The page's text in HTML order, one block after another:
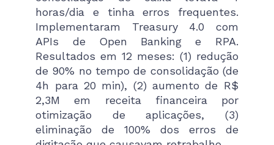
horas/dia e tinha erros frequentes.
Implementaram Treasury 4.0 com
APIs de Open Banking e RPA.
Resultados em 12 meses: (1) redução
de 90% no tempo de consolidação (de
4h para 20 min), (2) aumento de R$
2,3M em receita financeira por
otimização de aplicações, (3)
eliminação de 100% dos erros de